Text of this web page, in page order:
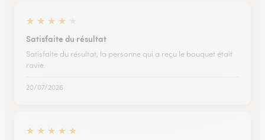
★ ★ ★ ★
Satisfaite du résultat
Satisfaite du résultat, la personne qui a reçu le bouquet était
ravie.
20/07/2026
★ ★ ★ ★ ★